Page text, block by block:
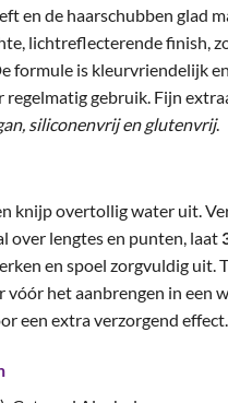
en de haarschubben glad
lichtreflecterende finish,
formule is kleurvriendelijk en
regelmatig gebruik. Fijn
siliconenvrij en glutenvrij.
knijp overtollig water uit.
over lengtes en punten, laat
en spoel zorgvuldig uit.
vóór het aanbrengen in een
een extra verzorgend effect.